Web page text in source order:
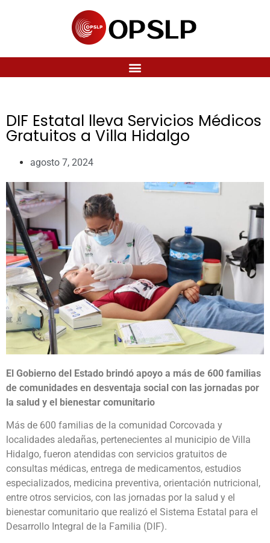
DIF Estatal lleva Servicios Médicos
Gratuitos a Villa Hidalgo
agosto 7, 2024
El Gobierno del Estado brindó apoyo a más de 600 familias
de comunidades en desventaja social con las jornadas por
la salud y el bienestar comunitario
Más de 600 familias de la comunidad Corcovada y
localidades aledañas, pertenecientes al municipio de Villa
Hidalgo, fueron atendidas con servicios gratuitos de
consultas médicas, entrega de medicamentos, estudios
especializados, medicina preventiva, orientación nutricional,
entre otros servicios, con las jornadas por la salud y el
bienestar comunitario que realizó el Sistema Estatal para el
Desarrollo Integral de la Familia (DIF).